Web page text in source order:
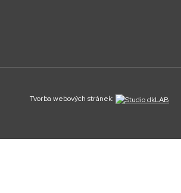
Tvorba webových stránek: